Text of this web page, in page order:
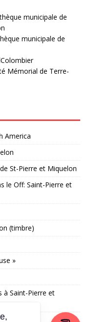
municipale de
municipale de
Mémorial de Terre-
America
St-Pierre et Miquelon
le Off: Saint-Pierre et
(timbre)
»
à Saint-Pierre et